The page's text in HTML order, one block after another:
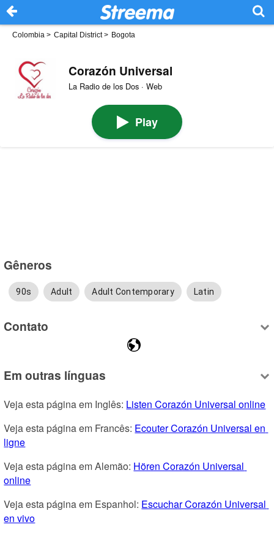
Colombia > Capital District> Bogota
Corazón Universal
La Radio de los Dos · Web
Play
Gêneros
90s Adult Adult Contemporary Latin
Contato
Em outras línguas
Veja esta página em Inglês: Listen Corazón Universal online
Veja esta página em Francês: Ecouter Corazón Universal en
ligne
Veja esta página em Alemão: Hören Corazón Universal
online
Veja esta página em Espanhol: Escuchar Corazón Universal
en vivo